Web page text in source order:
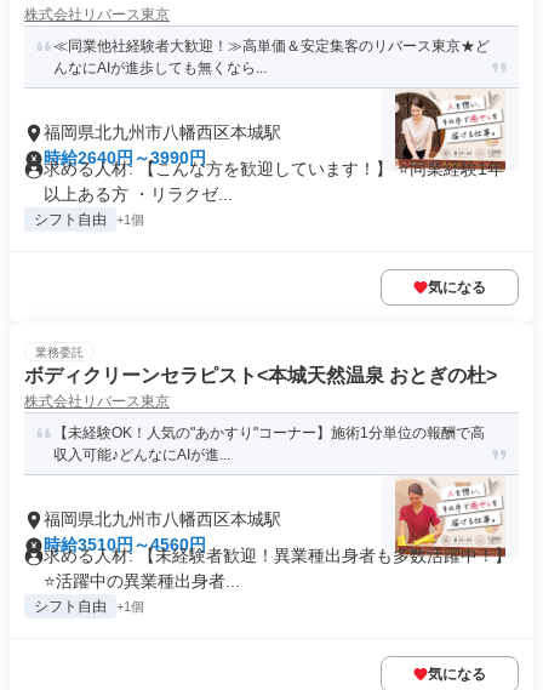
株式会社リバース東京
≪同業他社経験者大歓迎！≫高単価＆安定集客のリバース東京★ど
んなにAIが進歩しても無くなら...
福岡県北九州市八幡西区本城駅
時給2640円～3990円
求める人材: 【こんな方を歓迎しています！】 ⭐️同業経験1年
以上ある方 ・リラクゼ...
シフト自由 +1個
気になる
業務委託
ボディクリーンセラピスト<本城天然温泉 おとぎの杜>
株式会社リバース東京
【未経験OK！人気の"あかすり"コーナー】施術1分単位の報酬で高
収入可能♪どんなにAIが進...
福岡県北九州市八幡西区本城駅
時給3510円～4560円
求める人材: 【未経験者歓迎！異業種出身者も多数活躍中！】
⭐️活躍中の異業種出身者...
シフト自由 +1個
気になる